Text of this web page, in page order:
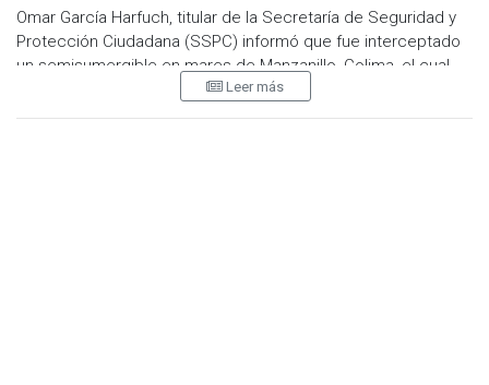
Omar García Harfuch, titular de la Secretaría de Seguridad y
Protección Ciudadana (SSPC) informó que fue interceptado
un semisumergible en mares de Manzanillo, Colima, el cual
transportaba bultos de cocaína. Fueron detenidas 3
personas.
Leer más